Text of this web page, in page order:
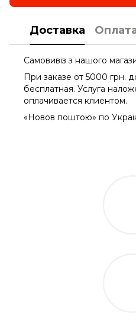
Доставка
Самовивіз з нашого
При заказе от 5000 грн.
бесплатная. Услуга
оплачиваетcя клиентом.
«Новов поштою» по